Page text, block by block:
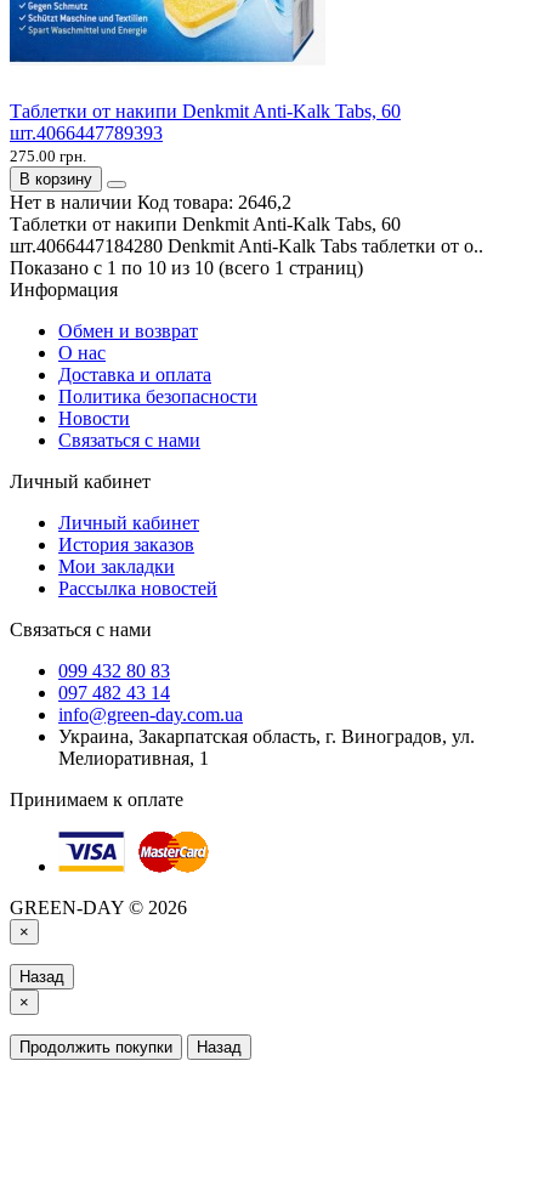
Таблетки от накипи Denkmit Anti-Kalk Tabs, 60
шт.4066447789393
275.00 грн.
В корзину
Нет в наличии Код товара: 2646,2
Таблетки от накипи Denkmit Anti-Kalk Tabs, 60
шт.4066447184280 Denkmit Anti-Kalk Tabs таблетки от о..
Показано с 1 по 10 из 10 (всего 1 страниц)
Информация
Обмен и возврат
О нас
Доставка и оплата
Политика безопасности
Новости
Связаться с нами
Личный кабинет
Личный кабинет
История заказов
Мои закладки
Рассылка новостей
Связаться с нами
099 432 80 83
097 482 43 14
info@green-day.com.ua
Украина, Закарпатская область, г. Виноградов, ул.
Мелиоративная, 1
Принимаем к оплате
GREEN-DAY © 2026
×
Назад
×
Продолжить покупки Назад